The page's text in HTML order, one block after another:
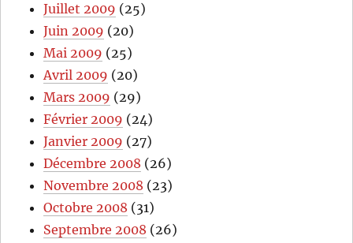
Juillet 2009 (25)
Juin 2009 (20)
Mai 2009 (25)
Avril 2009 (20)
Mars 2009 (29)
Février 2009 (24)
Janvier 2009 (27)
Décembre 2008 (26)
Novembre 2008 (23)
Octobre 2008 (31)
Septembre 2008 (26)